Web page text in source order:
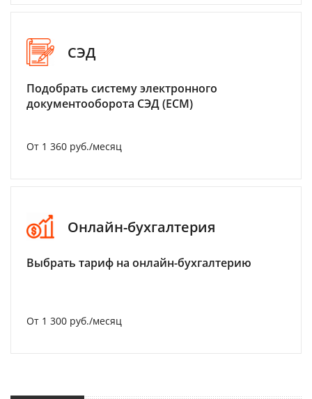
СЭД
Подобрать систему электронного
документооборота СЭД (ECM)
От 1 360 руб./месяц
Онлайн-бухгалтерия
Выбрать тариф на онлайн-бухгалтерию
От 1 300 руб./месяц